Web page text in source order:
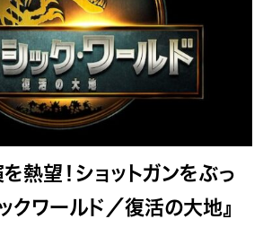
熱望！ショットガンをぶっ
クワールド／復活の大地』